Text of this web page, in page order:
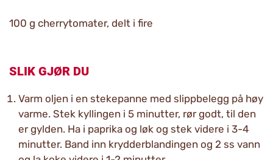
100 g cherrytomater, delt i fire
SLIK GJØR DU
Varm oljen i en stekepanne med slippbelegg på høy
varme. Stek kyllingen i 5 minutter, rør godt, til den
er gylden. Ha i paprika og løk og stek videre i 3-4
minutter. Band inn krydderblandingen og 2 ss vann